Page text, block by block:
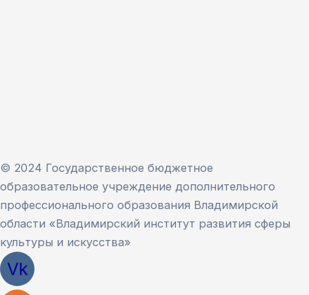
© 2024 Государственное бюджетное
образовательное учреждение дополнительного
профессионального образования Владимирской
области «Владимирский институт развития сферы
культуры и искусства»
Vk